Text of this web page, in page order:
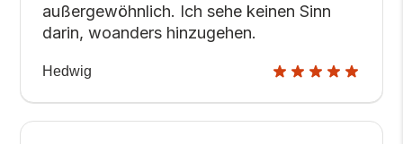
außergewöhnlich. Ich sehe keinen Sinn
darin, woanders hinzugehen.
Hedwig